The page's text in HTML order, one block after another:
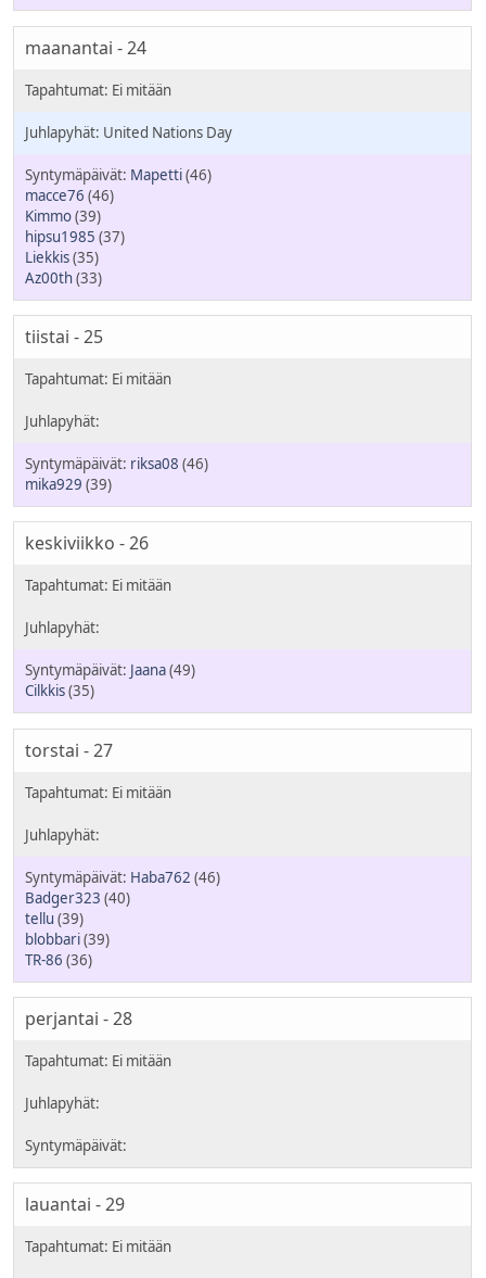
maanantai - 24
United Nations Day
Mapetti(46)
macce76 (46)
Kimmo(39)
hipsu1985 (37)
Liekkis(35)
Az00th(33)
tiistai - 25
riksa08 (46)
mika929 (39)
keskiviikko - 26
Jaana(49)
Cilkkis(35)
torstai - 27
Haba762 (46)
Badger323 (40)
tellu (39)
blobbari(39)
TR-86 (36)
perjantai - 28
lauantai - 29